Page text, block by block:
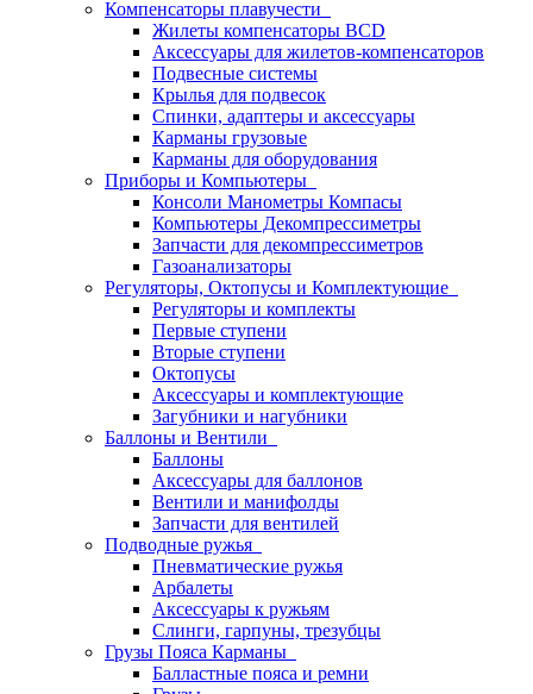
Компенсаторы плавучести
Жилеты компенсаторы BCD
Аксессуары для жилетов-компенсаторов
Подвесные системы
Крылья для подвесок
Спинки, адаптеры и аксессуары
Карманы грузовые
Карманы для оборудования
Приборы и Компьютеры
Консоли Манометры Компасы
Компьютеры Декомпрессиметры
Запчасти для декомпрессиметров
Газоанализаторы
Регуляторы, Октопусы и Комплектующие
Регуляторы и комплекты
Первые ступени
Вторые ступени
Октопусы
Аксессуары и комплектующие
Загубники и нагубники
Баллоны и Вентили
Баллоны
Аксессуары для баллонов
Вентили и манифолды
Запчасти для вентилей
Подводные ружья
Пневматические ружья
Арбалеты
Аксессуары к ружьям
Слинги, гарпуны, трезубцы
Грузы Пояса Карманы
Балластные пояса и ремни